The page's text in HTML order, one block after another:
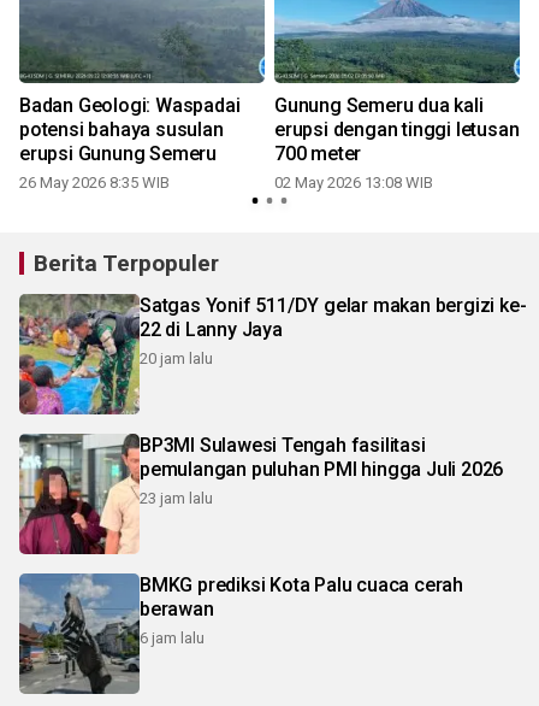
Badan Geologi: Waspadai
potensi bahaya susulan
erupsi Gunung Semeru
26 May 2026 8:35 WIB
Gunung Semeru dua kali
erupsi dengan tinggi letusan
700 meter
02 May 2026 13:08 WIB
Berita Terpopuler
Satgas Yonif 511/DY gelar makan bergizi ke-
22 di Lanny Jaya
20 jam lalu
BP3MI Sulawesi Tengah fasilitasi
pemulangan puluhan PMI hingga Juli 2026
23 jam lalu
BMKG prediksi Kota Palu cuaca cerah
berawan
6 jam lalu